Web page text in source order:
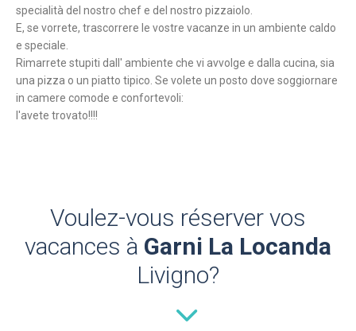
specialità del nostro chef e del nostro pizzaiolo.
E, se vorrete, trascorrere le vostre vacanze in un ambiente caldo
e speciale.
Rimarrete stupiti dall' ambiente che vi avvolge e dalla cucina, sia
una pizza o un piatto tipico. Se volete un posto dove soggiornare
in camere comode e confortevoli:
l'avete trovato!!!!
Voulez-vous réserver vos
vacances à Garni La Locanda
Livigno?